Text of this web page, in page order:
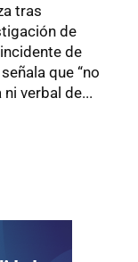
tras
de
de
que “no
verbal de...